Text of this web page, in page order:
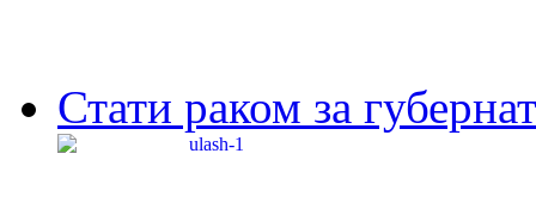
Стати раком за